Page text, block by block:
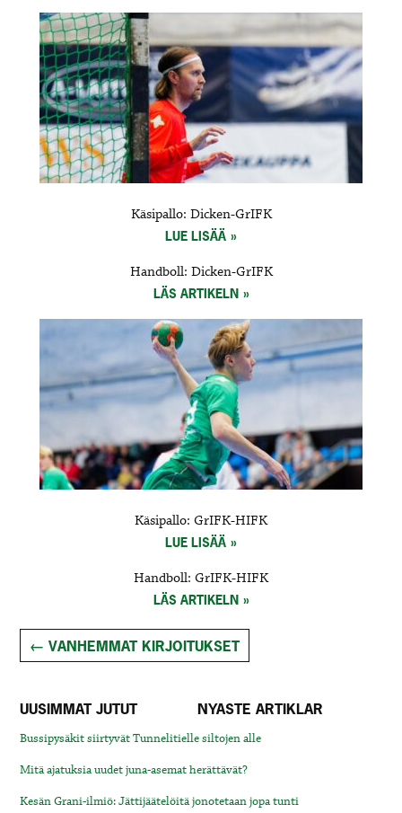
Käsipallo: Dicken-GrIFK
LUE LISÄÄ
Handboll: Dicken-GrIFK
LÄS ARTIKELN
Käsipallo: GrIFK-HIFK
LUE LISÄÄ
Handboll: GrIFK-HIFK
LÄS ARTIKELN
Posts
navigation
← VANHEMMAT KIRJOITUKSET
UUSIMMAT JUTUT NYASTE ARTIKLAR
Bussipysäkit siirtyvät Tunnelitielle siltojen alle
Mitä ajatuksia uudet juna-asemat herättävät?
Kesän Grani-ilmiö: Jättijäätelöitä jonotetaan jopa tunti